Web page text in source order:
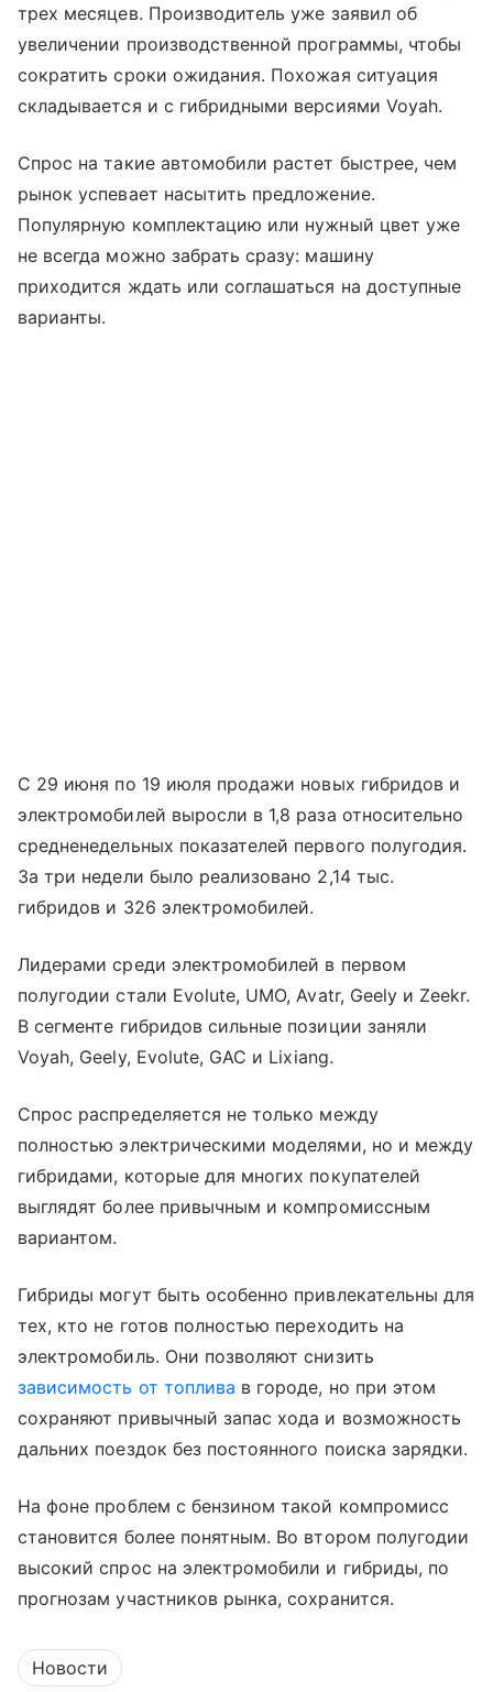
трех месяцев. Производитель уже заявил об
увеличении производственной программы, чтобы
сократить сроки ожидания. Похожая ситуация
складывается и с гибридными версиями Voyah.
Спрос на такие автомобили растет быстрее, чем
рынок успевает насытить предложение.
Популярную комплектацию или нужный цвет уже
не всегда можно забрать сразу: машину
приходится ждать или соглашаться на доступные
варианты.
С 29 июня по 19 июля продажи новых гибридов и
электромобилей выросли в 1,8 раза относительно
средненедельных показателей первого полугодия.
За три недели было реализовано 2,14 тыс.
гибридов и 326 электромобилей.
Лидерами среди электромобилей в первом
полугодии стали Evolute, UMO, Avatr, Geely и Zeekr.
В сегменте гибридов сильные позиции заняли
Voyah, Geely, Evolute, GAC и Lixiang.
Спрос распределяется не только между
полностью электрическими моделями, но и между
гибридами, которые для многих покупателей
выглядят более привычным и компромиссным
вариантом.
Гибриды могут быть особенно привлекательны для
тех, кто не готов полностью переходить на
электромобиль. Они позволяют снизить
зависимость от топлива в городе, но при этом
сохраняют привычный запас хода и возможность
дальних поездок без постоянного поиска зарядки.
На фоне проблем с бензином такой компромисс
становится более понятным. Во втором полугодии
высокий спрос на электромобили и гибриды, по
прогнозам участников рынка, сохранится.
Новости